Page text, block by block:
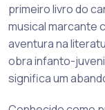
primeiro livro do
musical marcante
aventura na
obra infanto-
significa um